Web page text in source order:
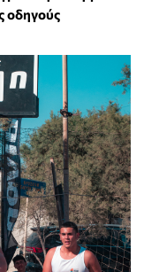
οδηγούς